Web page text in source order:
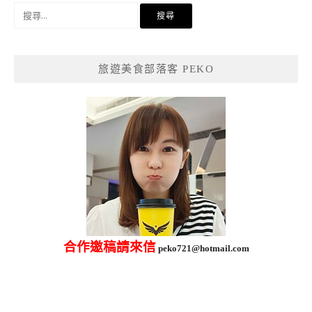
旅遊美食部落客 PEKO
合作邀稿請來信 peko721@hotmail.com